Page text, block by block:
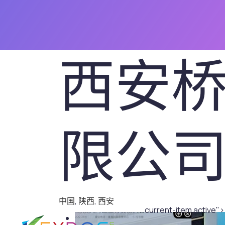
current-item active">
西安
限公
中国, 陕西, 西安